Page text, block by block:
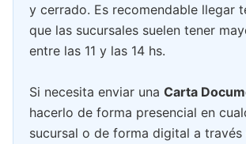
y cerrado. Es recomendable llegar
que las sucursales suelen tener
entre las 11 y las 14 hs.
Si necesita enviar una Carta
hacerlo de forma presencial en
sucursal o de forma digital a través